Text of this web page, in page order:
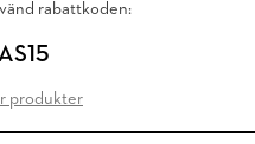
rabattkoden:
produkter